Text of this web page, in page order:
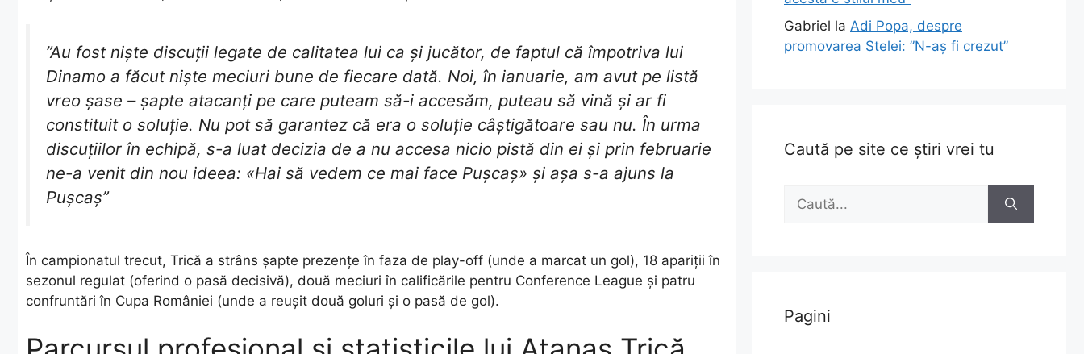
​”Au fost niște discuții legate de calitatea lui ca și jucător, de faptul că împotriva lui
Dinamo a făcut niște meciuri bune de fiecare dată. Noi, în ianuarie, am avut pe listă
vreo șase – șapte atacanți pe care puteam să-i accesăm, puteau să vină și ar fi
constituit o soluție. Nu pot să garantez că era o soluție câștigătoare sau nu. În urma
discuțiilor în echipă, s-a luat decizia de a nu accesa nicio pistă din ei și prin februarie
ne-a venit din nou ideea: «Hai să vedem ce mai face Pușcaș» și așa s-a ajuns la
Pușcaș”
​În campionatul trecut, Trică a strâns șapte prezențe în faza de play-off (unde a marcat un gol), 18 apariții în
sezonul regulat (oferind o pasă decisivă), două meciuri în calificările pentru Conference League și patru
confruntări în Cupa României (unde a reușit două goluri și o pasă de gol).
Gabriel la Adi Popa, despre
promovarea Stelei: ”N-aș fi crezut”
Caută pe site ce știri vrei tu
după:
Pagini